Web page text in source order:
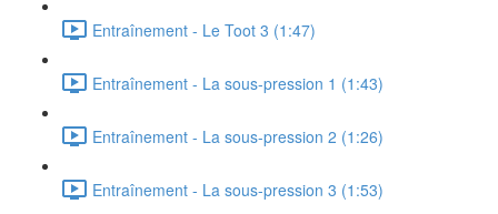
Entraînement - Le Toot 3 (1:47)
Entraînement - La sous-pression 1 (1:43)
Entraînement - La sous-pression 2 (1:26)
Entraînement - La sous-pression 3 (1:53)